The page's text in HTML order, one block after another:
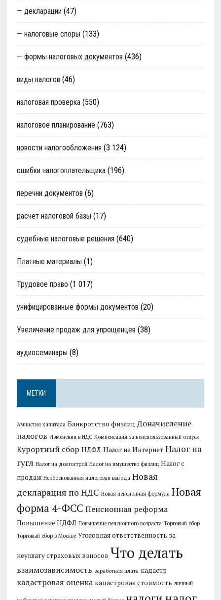
— декларации (47)
— налоговые споры (133)
— формы налоговых документов (436)
виды налогов (46)
налоговая проверка(550)
налоговое планирование (763)
новости налогообложения (3 124)
ошибки налогоплательщика(196)
перечни документов (6)
расчет налоговой базы (17)
судебные налоговые решения (640)
Платные материалы (1)
Трудовое право (1 017)
унифицированные формы документов (20)
Увеличение продаж для упрощенцев (38)
аудиосеминары (8)
МЕТКИ
Амнистия капитала Банкротство физлиц Доначисление
налогов Изменения в НДС Компенсация за неиспользованный отпуск
Курортный сбор НДФЛ Налог на Интернет Налог на
гугл Налог на долгострой Налог на имущество физлиц Налог с
продаж Необоснованная налоговая выгода Новая
декларация по НДС Новая пенсионная формула Новая
форма 4-ФСС Пенсионная реформа
Повышение НДФЛ Повышение пенсионного возраста Торговый сбор
Торговый сбор в Москве Уголовная ответственность за
неуплату страховых взносов Что делать
взаимозависимость заработная плата кадастр
кадастровая оценка кадастровая стоимость личный